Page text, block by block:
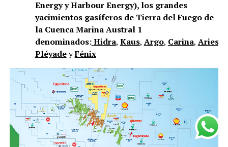
Energy y Harbour Energy), los grandes
yacimientos gasíferos de Tierra del Fuego de
la Cuenca Marina Austral 1
denominados:Hidra, Kaus, Argo, Carina, Aries
PléyadeyFénix